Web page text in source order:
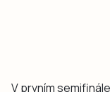
V prvním